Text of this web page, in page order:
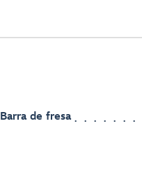
Barra de fresa